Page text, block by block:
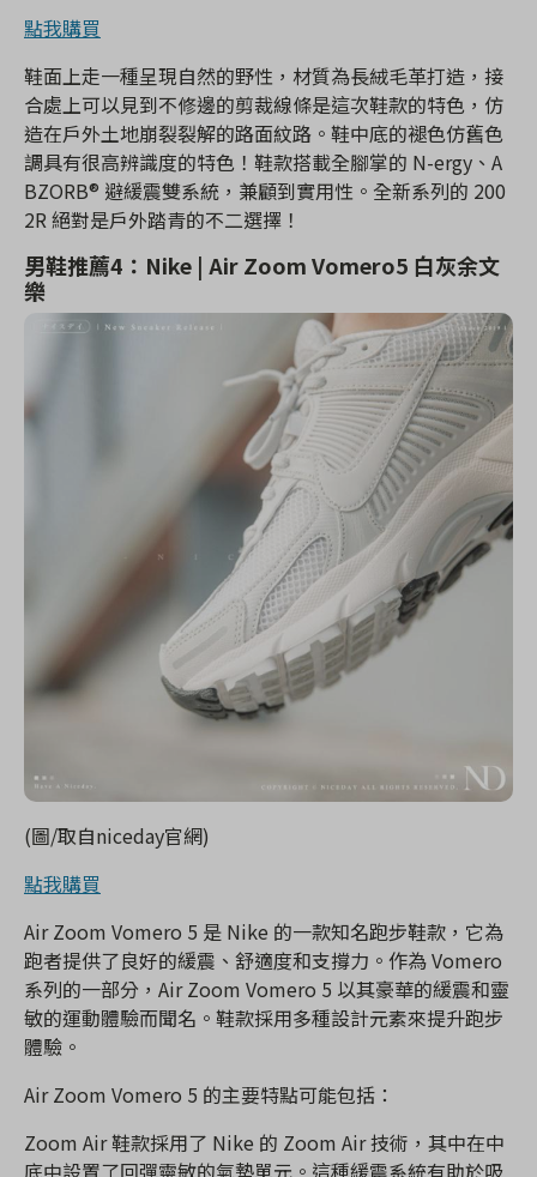
點我購買
鞋面上走一種呈現自然的野性，材質為長絨毛革打造，接
合處上可以見到不修邊的剪裁線條是這次鞋款的特色，仿
造在戶外土地崩裂裂解的路面紋路。鞋中底的褪色仿舊色
調具有很高辨識度的特色！鞋款搭載全腳掌的 N-ergy、A
BZORB® 避緩震雙系統，兼顧到實用性。全新系列的 200
2R 絕對是戶外踏青的不二選擇！
男鞋推薦4：Nike | Air Zoom Vomero5 白灰余文
樂
(圖/取自niceday官網)
點我購買
Air Zoom Vomero 5 是 Nike 的一款知名跑步鞋款，它為
跑者提供了良好的緩震、舒適度和支撐力。作為 Vomero
系列的一部分，Air Zoom Vomero 5 以其豪華的緩震和靈
敏的運動體驗而聞名。鞋款採用多種設計元素來提升跑步
體驗。
Air Zoom Vomero 5 的主要特點可能包括：
Zoom Air 鞋款採用了 Nike 的 Zoom Air 技術，其中在中